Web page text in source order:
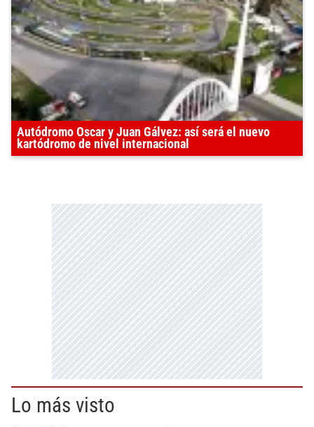
Autódromo Oscar y Juan Gálvez: así será el nuevo
kartódromo de nivel internacional
Lo más visto